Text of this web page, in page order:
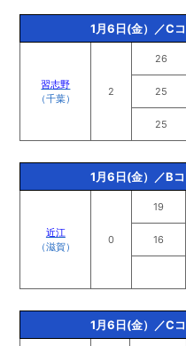
1月6日(金）／C
習志野
（千葉）
2
26
25
25
1月6日(金）／B
近江
（滋賀）
0
19
16
1月6日(金）／C